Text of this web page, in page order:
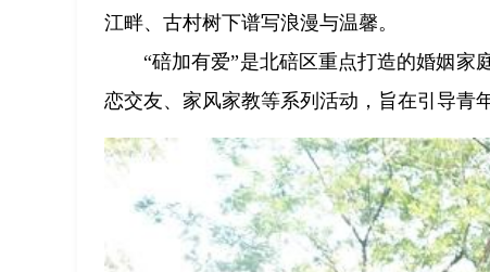
江畔、古村树下谱写浪漫与温馨。
“碚加有爱”是北碚区重点打造的婚姻家
恋交友、家风家教等系列活动，旨在引导青